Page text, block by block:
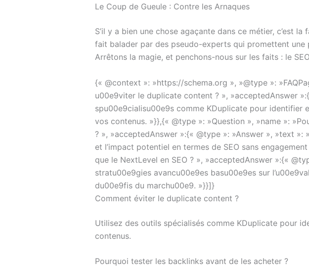
Le Coup de Gueule : Contre les Arnaques
S’il y a bien une chose agaçante dans ce métier, c’est
fait balader par des pseudo-experts qui promettent
Arrêtons la magie, et penchons-nous sur les faits : le
{« @context »: »https://schema.org », »@type »:
u00e9viter le duplicate content ? », »acceptedAnswer
spu00e9cialisu00e9s comme KDuplicate pour
vos contenus. »}},{« @type »: »Question », »name »:
? », »acceptedAnswer »:{« @type »: »Answer », »text
et l’impact potentiel en termes de SEO sans
que le NextLevel en SEO ? », »acceptedAnswer »:{«
stratu00e9gies avancu00e9es basu00e9es sur
du00e9fis du marchu00e9. »}}]}
Comment éviter le duplicate content ?
Utilisez des outils spécialisés comme KDuplicate pour
contenus.
Pourquoi tester les backlinks avant de les acheter ?